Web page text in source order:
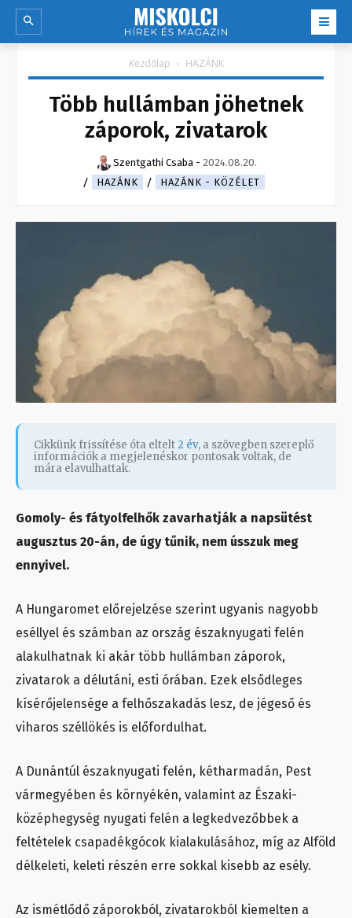
Kezdőlap HAZÁNK
Több hullámban jöhetnek
záporok, zivatarok
Szentgathi Csaba - 2024.08.20.
HAZÁNK
HAZÁNK - KÖZÉLET
Cikkünk frissítése óta eltelt2 év, a szövegben szereplő
információk a megjelenéskor pontosak voltak, de
mára elavulhattak.
Gomoly- és fátyolfelhők zavarhatják a napsütést
augusztus 20-án, de úgy tűnik, nem ússzuk meg
ennyivel.
A Hungaromet előrejelzése szerint ugyanis nagyobb
eséllyel és számban az ország északnyugati felén
alakulhatnak ki akár több hullámban záporok,
zivatarok a délutáni, esti órában. Ezek elsődleges
kísérőjelensége a felhőszakadás lesz, de jégeső és
viharos széllökés is előfordulhat.
A Dunántúl északnyugati felén, kétharmadán, Pest
vármegyében és környékén, valamint az Északi-
középhegység nyugati felén a legkedvezőbbek a
feltételek csapadékgócok kialakulásához, míg az Alföld
délkeleti, keleti részén erre sokkal kisebb az esély.
Az ismétlődő záporokból, zivatarokból kiemelten a